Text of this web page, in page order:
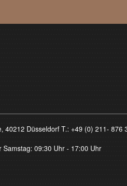
40212 Düsseldorf T.: +49 (0) 211- 876
09:30 Uhr - 17:00 Uhr